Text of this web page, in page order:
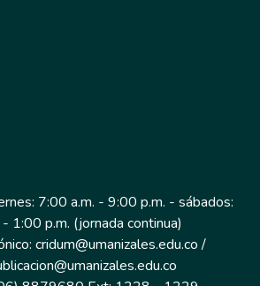
7:00 a.m. - 9:00 p.m. - sábados:
1:00 p.m. (jornada continua)
cridum@umanizales.edu.co /